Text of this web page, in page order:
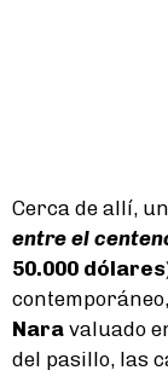
Cerca de allí,
entre el
50.000 dólares
Nara valuado
del pasillo, las